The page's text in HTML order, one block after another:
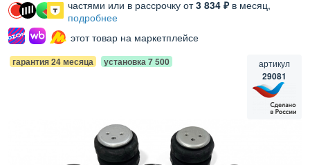
гарантия 24 месяца установка 7 500 артикул
29081
частями или в рассрочку от3 834 ₽в месяц,
подробнее
этот товар на маркетплейсе